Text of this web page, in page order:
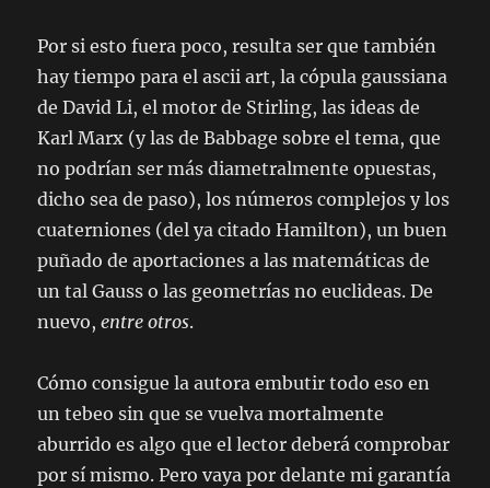
Por si esto fuera poco, resulta ser que también
hay tiempo para elascii art, la cópula gaussiana
de David Li, el motor de Stirling, las ideas de
Karl Marx (y las de Babbage sobre el tema, que
no podrían ser más diametralmente opuestas,
dicho sea de paso), los números complejos y los
cuaterniones (del ya citado Hamilton), un buen
puñado de aportaciones a las matemáticas de
un tal Gauss o las geometrías no euclideas. De
nuevo,entre otros.
Cómo consigue la autora embutir todo eso en
un tebeo sin que se vuelva mortalmente
aburrido es algo que el lector deberá comprobar
por sí mismo. Pero vaya por delante mi garantía